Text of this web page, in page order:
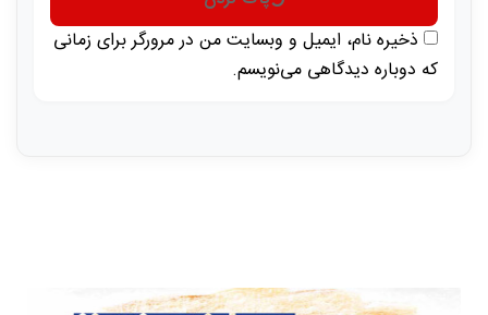
ذخیره نام، ایمیل و وبسایت من در مرورگر برای زمانی
که دوباره دیدگاهی می‌نویسم.